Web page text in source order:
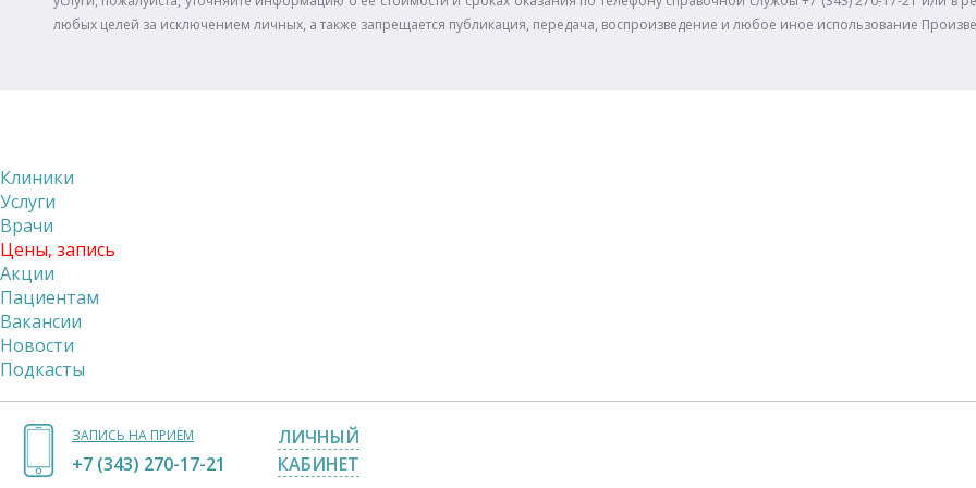
любых целей за исключением личных, а также запрещается публикация, передача, воспроизведение и любое иное использование
Клиники
Услуги
Врачи
Цены, запись
Акции
Пациентам
Вакансии
Новости
Подкасты
ЗАПИСЬ НА ПРИЁМ
+7 (343) 270-17-21
ЛИЧНЫЙ
КАБИНЕТ